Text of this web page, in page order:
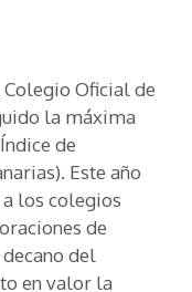
Oficial de
la máxima
de
Este año
los colegios
de
del
en valor la